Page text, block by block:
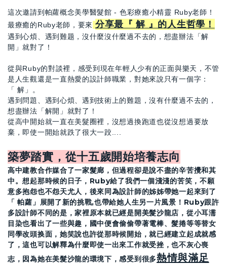
這次邀請到帕蘿概念美學醫髮館 - 色彩療癒小精靈 Ruby老師！
最療癒的Ruby老師，要來 分享最『 解 』的人生哲學！
遇到心煩、遇到難题，沒什麼沒什麼過不去的，想盡辦法「解
開」就對了！
從與Ruby的對談裡，感受到現在年輕人少有的正面與樂天，不管
是人生觀還是一直熱愛的設計師職業，對她來說只有一個字：
「 解」。
遇到問題、遇到心煩、遇到技術上的難題，沒有什麼過不去的，
想盡辦法「解開」就對了！
從高中開始就一直在美髮圈裡，沒想過換跑道也從沒想過要放
棄，即使一開始就跌了很大一跤....
築夢踏實，從十五歲開始培養志向
高中建教合作媒合了一家髮廊，但過程卻是說不盡的辛苦攪和其
中。想起那時候的日子，Ruby給了我們一個淺淺的苦笑，不願
意多抱怨也不怨天尤人，後來同為設計師的姊姊帶她一起來到了
「 帕蘿」展開了新的挑戰,也帶給她人生另一片風景！Ruby跟許
多設計師不同的是，家裡原本就已經是開美髮沙龍店，從小耳濡
目染也看出了一些與趣，國中便會偷偷帶著電棒、髮捲等等替女
同學改頭换面，她笑說也許從那時候開始，就已經建立起成就感
了，這也可以解釋為什麼即使一出來工作就受挫，也不灰心喪
志，因為她在美髮沙龍的環境下，感受到很多熱情與滿足